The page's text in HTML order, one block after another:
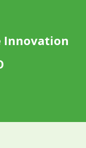
Innovation